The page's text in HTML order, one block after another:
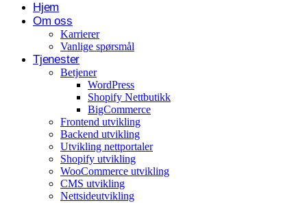
Hjem
Om oss
Karrierer
Vanlige spørsmål
Tjenester
Betjener
WordPress
Shopify Nettbutikk
BigCommerce
Frontend utvikling
Backend utvikling
Utvikling nettportaler
Shopify utvikling
WooCommerce utvikling
CMS utvikling
Nettsideutvikling
Arrangementer og opplevelser
Eventplanleggere